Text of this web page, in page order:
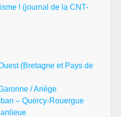
! (journal de la CNT-
(Bretagne et Pays de
/ Ariège
– Quercy-Rouergue